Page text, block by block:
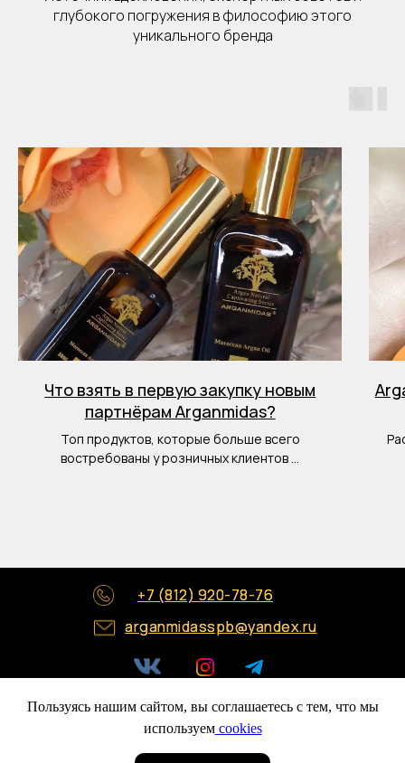
глубокого погружения в философию этого
уникального бренда
Что взять в первую закупку новым
партнёрам Arganmidas?
Топ продуктов, которые больше всего
востребованы у розничных клиентов ...
arganmidasspb@yandex.ru
arganmidasspb@yandex.ru
+7 (812) 920-78-76
+7 (812) 920-78-76
Политика конфиденциальности
Политика конфиденциальности
Публичная оферта
Публичная оферта
Пользуясь нашим сайтом, вы соглашаетесь с тем, что мы
используемcookies